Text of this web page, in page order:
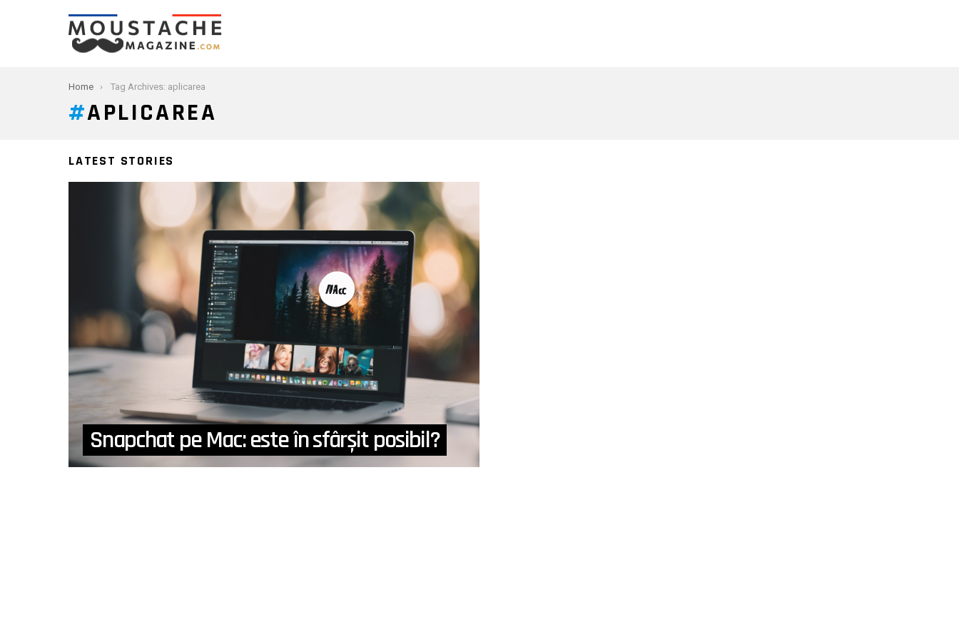
You are here:
Home Tag Archives: aplicarea
APLICAREA
LATEST STORIES
Snapchat pe Mac: este în sfârșit posibil?